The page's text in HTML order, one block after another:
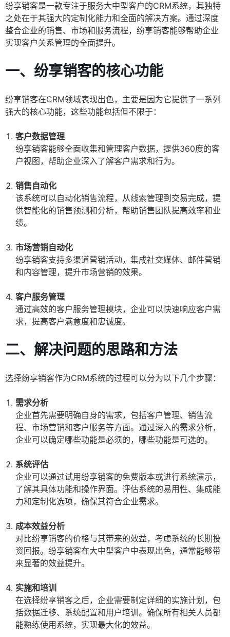
纷享销客是一款专注于服务大中型客户的CRM系统，其独特
之处在于其强大的定制化能力和全面的解决方案。通过深度
整合企业的销售、市场和服务流程，纷享销客能够帮助企业
实现客户关系管理的全面提升。
一、纷享销客的核心功能
纷享销客在CRM领域表现出色，主要是因为它提供了一系列
强大的核心功能，这些功能包括但不限于：
客户数据管理
纷享销客能够全面收集和管理客户数据，提供360度的客
户视图，帮助企业深入了解客户需求和行为。
销售自动化
该系统可以自动化销售流程，从线索管理到交易完成，提
供智能化的销售预测和分析，帮助销售团队提高效率和业
绩。
市场营销自动化
纷享销客支持多渠道营销活动，集成社交媒体、邮件营销
和内容管理，提升市场营销的效果。
客户服务管理
通过高效的客户服务管理模块，企业可以快速响应客户需
求，提高客户满意度和忠诚度。
二、解决问题的思路和方法
选择纷享销客作为CRM系统的过程可以分为以下几个步骤：
需求分析
企业首先需要明确自身的需求，包括客户管理、销售流
程、市场营销和客户服务等方面。通过深入的需求分析，
企业可以确定哪些功能是必须的，哪些功能是可选的。
系统评估
企业可以通过试用纷享销客的免费版本或进行系统演示，
了解其具体功能和操作界面。评估系统的易用性、集成能
力和定制化选项，确保其符合企业需求。
成本效益分析
对比纷享销客的价格与其带来的效益，考虑系统的长期投
资回报。纷享销客在大中型客户中表现出色，通常能够带
来显著的效益提升。
实施和培训
在选择纷享销客之后，企业需要制定详细的实施计划，包
括数据迁移、系统配置和用户培训。确保所有相关人员都
能熟练使用系统，实现最大化的效益。